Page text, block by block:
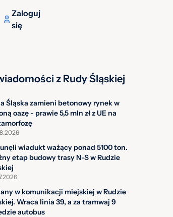
Zaloguj
się
z Rudy Śląskiej
Śląska zamieni betonowy rynek w
oazę - prawie 5,5 mln zł z UE na
wiadukt ważący ponad 5100 ton.
etap budowy trasy N-S w Rudzie
w komunikacji miejskiej w Rudzie
Wraca linia 39, a za tramwaj 9
autobus